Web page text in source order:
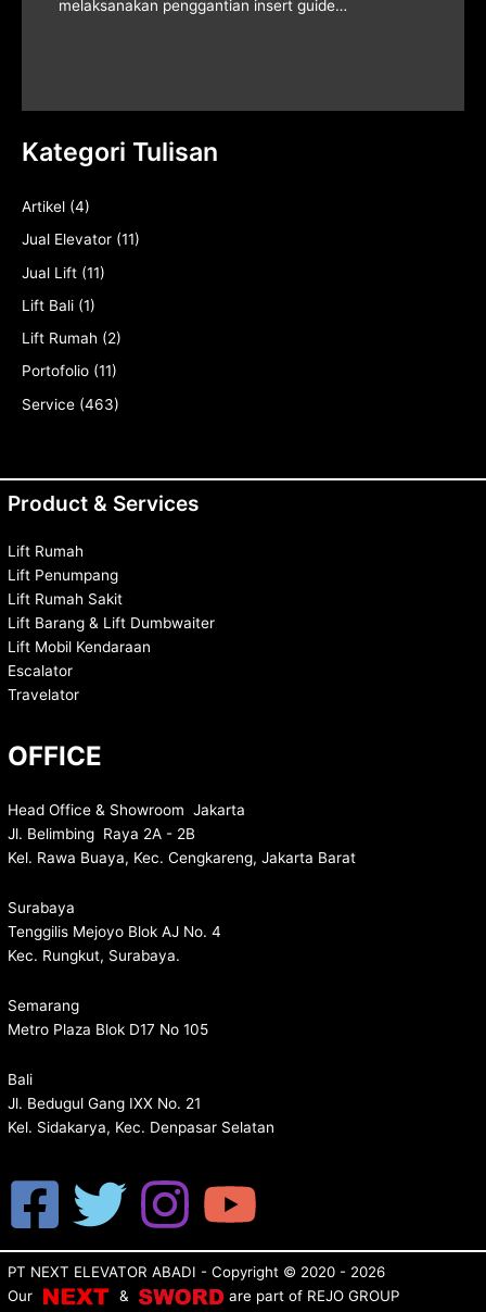
melaksanakan penggantian insert guide…
Kategori Tulisan
Artikel (4)
Jual Elevator (11)
Jual Lift (11)
Lift Bali (1)
Lift Rumah (2)
Portofolio (11)
Service (463)
Product & Services
Lift Rumah
Lift Penumpang
Lift Rumah Sakit
Lift Barang & Lift Dumbwaiter
Lift Mobil Kendaraan
Escalator
Travelator
OFFICE
Head Office & Showroom Jakarta
Jl. Belimbing Raya 2A - 2B
Kel. Rawa Buaya, Kec. Cengkareng, Jakarta Barat
Surabaya
Tenggilis Mejoyo Blok AJ No. 4
Kec. Rungkut, Surabaya.
Semarang
Metro Plaza Blok D17 No 105
Bali
Jl. Bedugul Gang IXX No. 21
Kel. Sidakarya, Kec. Denpasar Selatan
PT NEXT ELEVATOR ABADI - Copyright © 2020 - 2026
Our
& are part of REJO GROUP